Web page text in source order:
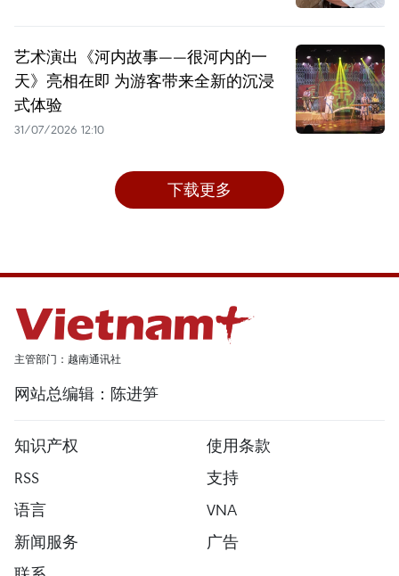
艺术演出《河内故事——很河内的一
天》亮相在即 为游客带来全新的沉浸
式体验
31/07/2026 12:10
下载更多
主管部门：越南通讯社
网站总编辑：陈进笋
知识产权
使用条款
RSS
支持
语言
VNA
新闻服务
广告